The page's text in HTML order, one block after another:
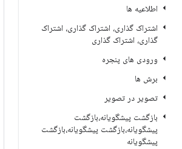
اطلاعیه ها
اشتراک گذاری، اشتراک گذاری، اشتراک
گذاری، اشتراک گذاری
ورودی های پنجره
برش ها
تصویر در تصویر
بازگشت پیشگویانه،بازگشت
پیشگویانه،بازگشت پیشگویانه،بازگشت
پیشگویانه